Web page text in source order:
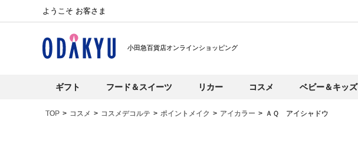
ようこそ お客さま
小田急百貨店オンラインショッピング
ギフト フード＆スイーツ リカー コスメ ベビー＆キッズ
TOP コスメ コスメデコルテ ポイントメイク アイカラー ＡＱ アイシャドウ